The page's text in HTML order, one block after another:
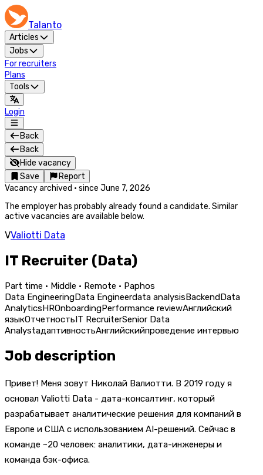
Talanto
Articles
Jobs
For recruiters
Plans
Tools
Login
Back
Back
Hide vacancy
Save
Report
Vacancy archived · since June 7, 2026
The employer has probably already found a candidate. Similar
active vacancies are available below.
VValiotti Data
IT Recruiter (Data)
Part time · Middle · Remote · Paphos
Data EngineeringData Engineerdata analysisBackendData
AnalyticsHROnboardingPerformance reviewАнглийский
языкОтчетностьIT RecruiterSenior Data
AnalystадаптивностьАнглийскийпроведение интервью
Job description
Привет! Меня зовут Николай Валиотти. В 2019 году я
основал Valiotti Data - дата-консалтинг, который
разрабатывает аналитические решения для компаний в
Европе и США с использованием AI-решений. Сейчас в
команде ~20 человек: аналитики, дата-инженеры и
команда бэк-офиса.